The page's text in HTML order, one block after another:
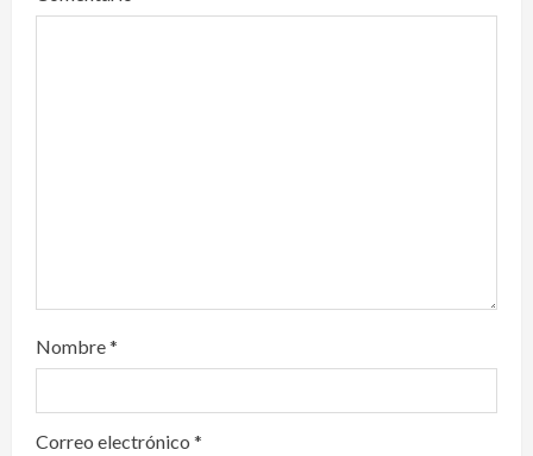
Nombre*
Correo electrónico *